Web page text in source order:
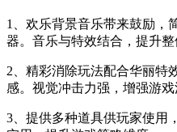
1、欢乐背景音乐带来鼓励，
器。音乐与特效结合，提升整
2、精彩消除玩法配合华丽特
感。视觉冲击力强，增强游戏
3、提供多种道具供玩家使用